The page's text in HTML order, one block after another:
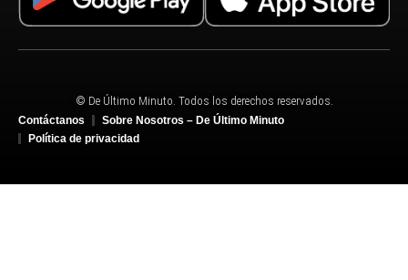
© De Último Minuto. Todos los derechos reservados.
Contáctanos
Sobre Nosotros – De Último Minuto
Política de privacidad